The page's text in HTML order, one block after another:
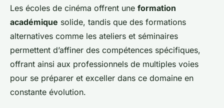
Les écoles de cinéma offrent une formation
académique solide, tandis que des formations
alternatives comme les ateliers et séminaires
permettent d’affiner des compétences spécifiques,
offrant ainsi aux professionnels de multiples voies
pour se préparer et exceller dans ce domaine en
constante évolution.